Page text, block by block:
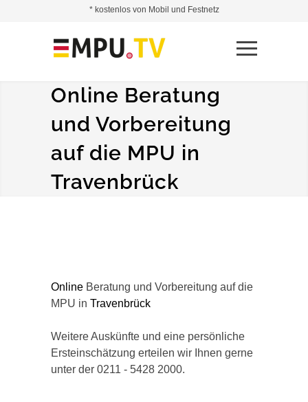
Online Beratung
und Vorbereitung
auf die MPU in
Travenbrück
Online Beratung und Vorbereitung auf die
MPU in Travenbrück
Weitere Auskünfte und eine persönliche
Ersteinschätzung erteilen wir Ihnen gerne
unter der 0211 - 5428 2000.
* kostenlos von Mobil und Festnetz